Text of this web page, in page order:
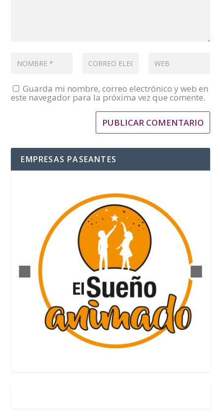
Guarda mi nombre, correo electrónico y web en
este navegador para la próxima vez que comente.
EMPRESAS PASEANTES